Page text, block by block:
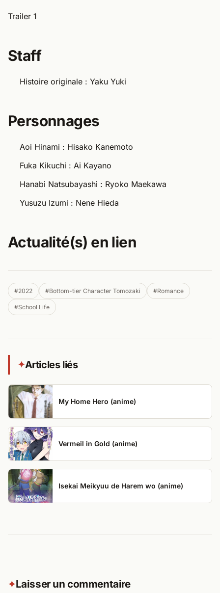
Trailer 1
Staff
Histoire originale : Yaku Yuki
Personnages
Aoi Hinami : Hisako Kanemoto
Fuka Kikuchi : Ai Kayano
Hanabi Natsubayashi : Ryoko Maekawa
Yusuzu Izumi : Nene Hieda
Actualité(s) en lien
#2022 #Bottom-tier Character Tomozaki #Romance
#School Life
✦Articles liés
My Home Hero (anime)
Vermeil in Gold (anime)
Isekai Meikyuu de Harem wo (anime)
✦Laisser un commentaire